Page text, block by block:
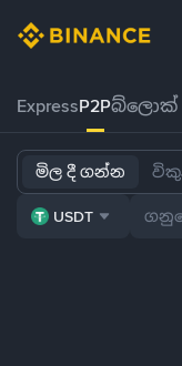
ExpressP2Pබ්ලොක්
මිල දී ගන්න
USDT